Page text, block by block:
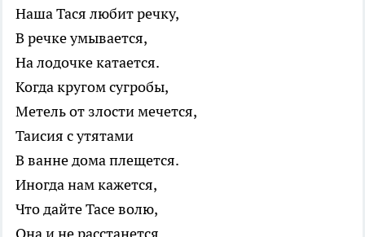
Наша Тася любит речку,
В речке умывается,
На лодочке катается.
Когда кругом сугробы,
Метель от злости мечется,
Таисия с утятами
В ванне дома плещется.
Иногда нам кажется,
Что дайте Тасе волю,